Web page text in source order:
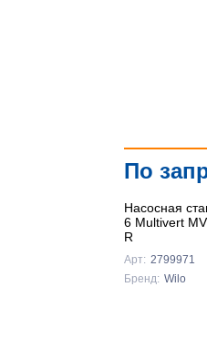
По
Насосная
6 Multivert
R
Арт: 2799971
Бренд: Wilo